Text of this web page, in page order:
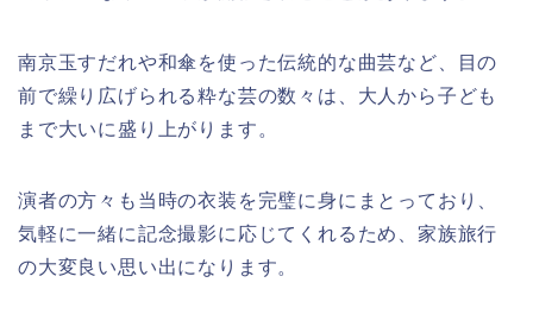
南京玉すだれや和傘を使った伝統的な曲芸など、目の
前で繰り広げられる粋な芸の数々は、大人から子ども
まで大いに盛り上がります。
演者の方々も当時の衣装を完璧に身にまとっており、
気軽に一緒に記念撮影に応じてくれるため、家族旅行
の大変良い思い出になります。